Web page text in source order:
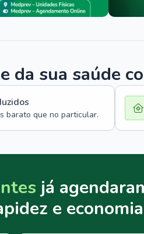
da sua saúde
barato que no particular.
já
e